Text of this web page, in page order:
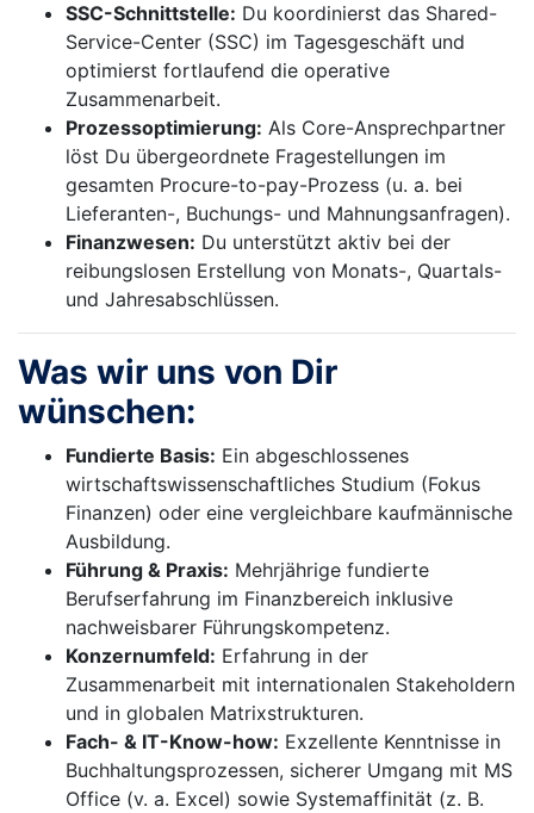
SSC-Schnittstelle: Du koordinierst das Shared-
Service-Center (SSC) im Tagesgeschäft und
optimierst fortlaufend die operative
Zusammenarbeit.
Prozessoptimierung: Als Core-Ansprechpartner
löst Du übergeordnete Fragestellungen im
gesamten Procure-to-pay-Prozess (u. a. bei
Lieferanten-, Buchungs- und Mahnungsanfragen).
Finanzwesen: Du unterstützt aktiv bei der
reibungslosen Erstellung von Monats-, Quartals-
und Jahresabschlüssen.
Was wir uns von Dir
wünschen:
Fundierte Basis: Ein abgeschlossenes
wirtschaftswissenschaftliches Studium (Fokus
Finanzen) oder eine vergleichbare kaufmännische
Ausbildung.
Führung & Praxis: Mehrjährige fundierte
Berufserfahrung im Finanzbereich inklusive
nachweisbarer Führungskompetenz.
Konzernumfeld: Erfahrung in der
Zusammenarbeit mit internationalen Stakeholdern
und in globalen Matrixstrukturen.
Fach- & IT-Know-how: Exzellente Kenntnisse in
Buchhaltungsprozessen, sicherer Umgang mit MS
Office (v. a. Excel) sowie Systemaffinität (z. B.